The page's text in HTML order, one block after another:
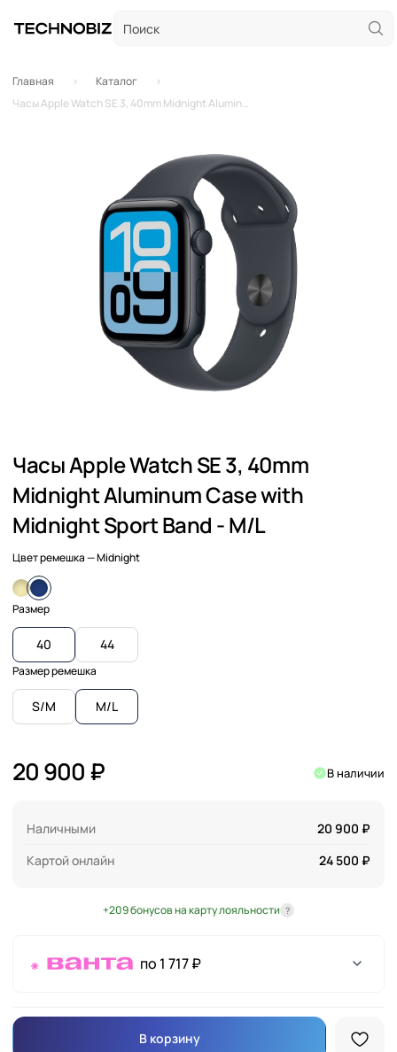
Главная
Каталог
Часы Apple Watch SE 3, 40mm Midnight Aluminum Case with Midnight Sport Band - M/L
Часы Apple Watch SE 3, 40mm
Midnight Aluminum Case with
Midnight Sport Band - M/L
Цвет ремешка— Midnight
Размер
40 44
Размер ремешка
S/M M/L
20 900 ₽ В наличии
Наличными
20 900 ₽
Картой онлайн
24 500 ₽
+209 бонусов на карту лояльности ?
по 1 717 ₽
В корзину